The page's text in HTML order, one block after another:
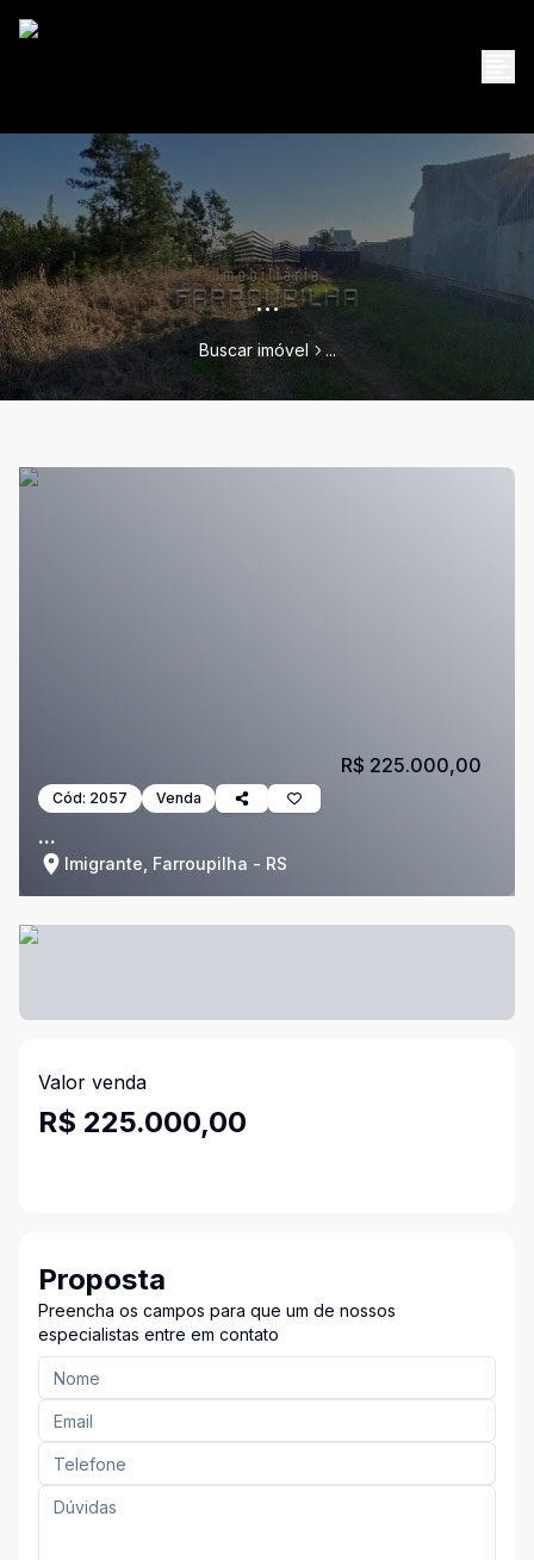
...
Buscar imóvel ...
Cód: 2057 Venda
...
Imigrante, Farroupilha - RS
R$ 225.000,00
Valor venda
R$ 225.000,00
Proposta
Preencha os campos para que um de nossos
especialistas entre em contato